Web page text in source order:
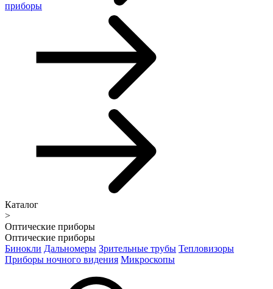
приборы
Каталог
>
Оптические приборы
Оптические приборы
Бинокли Дальномеры Зрительные трубы Тепловизоры
Приборы ночного видения Микроскопы